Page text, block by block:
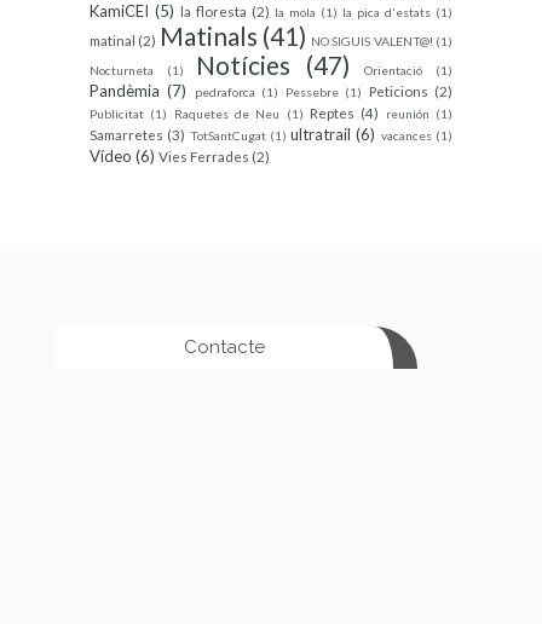
KamiCEI (5) la floresta (2) la mola (1) la pica d'estats (1)
matinal (2) Matinals (41) NO SIGUIS VALENT@! (1)
Nocturneta
(1) Notícies (47) Orientació (1)
Pandèmia (7) pedraforca (1) Pessebre (1) Peticions (2)
Publicitat (1) Raquetes de Neu (1) Reptes (4) reunión (1)
Samarretes (3) TotSantCugat (1) ultratrail (6) vacances (1)
Vídeo (6) Vies Ferrades (2)
Contacte